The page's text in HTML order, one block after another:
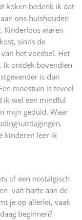
koken bedenk ik dat
ons huishouden
Kinderloos waren
sinds de
het voedsel. Het
Ik ontdek bovendien
is dan
moestuin is teveel
ik wel een mindful
mijn geduld. Waar
kinderen leer ik
of een nostalgisch
van harte aan de
je op allerlei, vaak
beginnen?